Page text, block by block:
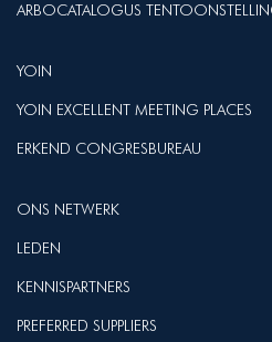
ARBOCATALOGUS
YOIN
YOIN EXCELLENT MEETING PLACES
ERKEND CONGRESBUREAU
ONS NETWERK
LEDEN
KENNISPARTNERS
PREFERRED SUPPLIERS